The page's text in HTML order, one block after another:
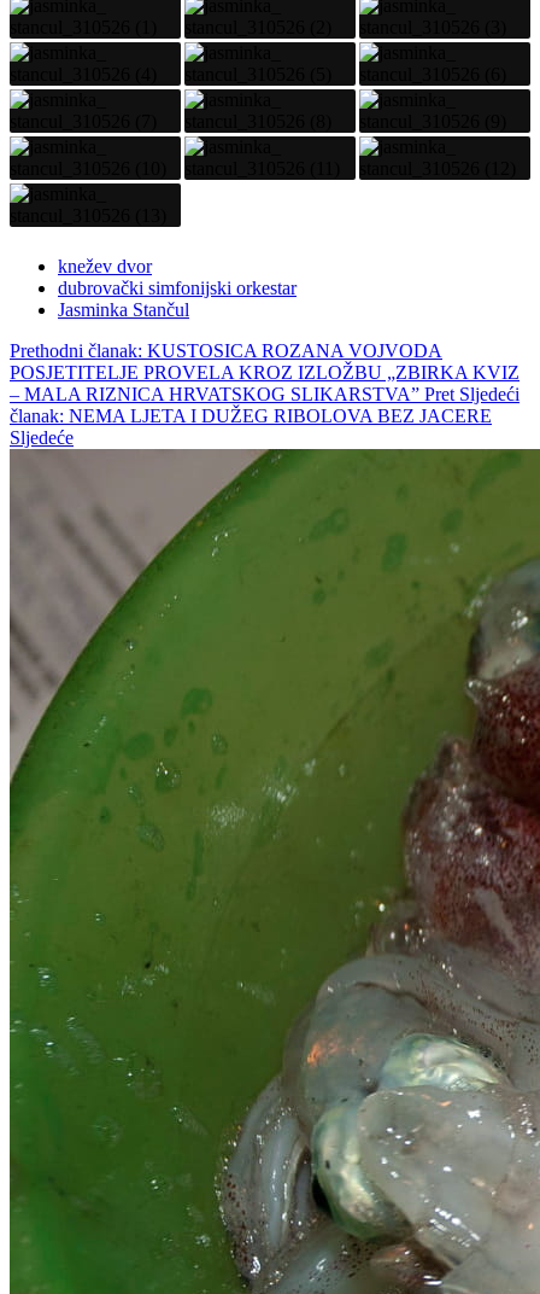
knežev dvor
dubrovački simfonijski orkestar
Jasminka Stančul
Prethodni članak: KUSTOSICA ROZANA VOJVODA
POSJETITELJE PROVELA KROZ IZLOŽBU „ZBIRKA KVIZ
– MALA RIZNICA HRVATSKOG SLIKARSTVA” Pret Sljedeći
članak: NEMA LJETA I DUŽEG RIBOLOVA BEZ JACERE
Sljedeće